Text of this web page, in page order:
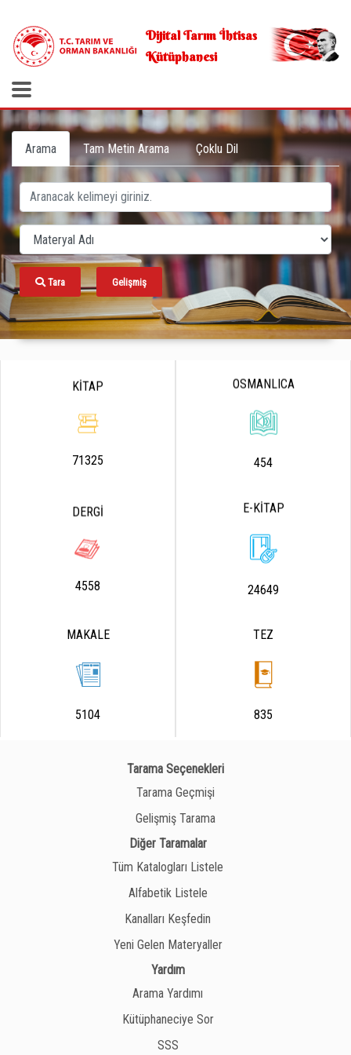
Dijital Tarım İhtisas
Kütüphanesi
Arama Tam Metin Arama Çoklu Dil
Tara Gelişmiş
KİTAP
71325
OSMANLICA
454
DERGİ
4558
E-KİTAP
24649
MAKALE
5104
TEZ
835
Tarama Seçenekleri
Tarama Geçmişi
Gelişmiş Tarama
Diğer Taramalar
Tüm Katalogları Listele
Alfabetik Listele
Kanalları Keşfedin
Yeni Gelen Materyaller
Yardım
Arama Yardımı
Kütüphaneciye Sor
SSS